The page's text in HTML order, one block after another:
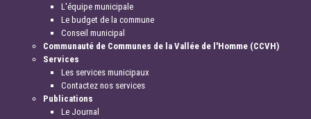
L'équipe municipale
Le budget de la commune
Conseil municipal
Communauté de Communes de la Vallée de l'Homme (CCVH)
Services
Les services municipaux
Contactez nos services
Publications
Le Journal